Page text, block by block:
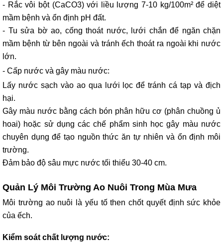
- Rắc vôi bột (CaCO3) với liều lượng 7-10 kg/100m² để diệt
mầm bệnh và ổn định pH đất.
- Tu sửa bờ ao, cống thoát nước, lưới chắn để ngăn chặn
mầm bệnh từ bên ngoài và tránh ếch thoát ra ngoài khi nước
lớn.
- Cấp nước và gây màu nước:
Lấy nước sạch vào ao qua lưới lọc để tránh cá tạp và địch
hại.
Gây màu nước bằng cách bón phân hữu cơ (phân chuồng ủ
hoai) hoặc sử dụng các chế phẩm sinh học gây màu nước
chuyên dụng để tạo nguồn thức ăn tự nhiên và ổn định môi
trường.
Đảm bảo độ sâu mực nước tối thiểu 30-40 cm.
Quản Lý Môi Trường Ao Nuôi Trong Mùa Mưa
Môi trường ao nuôi là yếu tố then chốt quyết định sức khỏe
của ếch.
Kiểm soát chất lượng nước: